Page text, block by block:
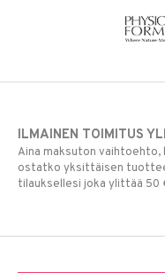
ILMAINEN TOIMITUS
Aina maksuton
ostatko yksittäisen
tilauksellesi joka ylittää 50